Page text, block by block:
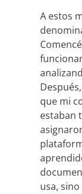
A estos
que mi
estaban
usa,